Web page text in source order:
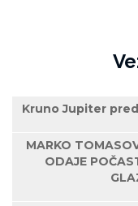
Kruno Jupiter
MARKO
ODAJE